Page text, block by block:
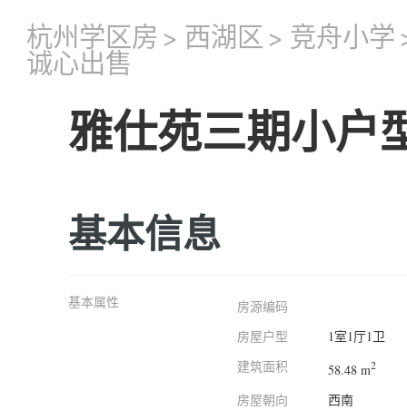
杭州学区房 > 西湖区 > 竞舟小学
诚心出售
雅仕苑三期小户
基本信息
基本属性
房源编码
房屋户型
1室1厅1卫
建筑面积
58.48 m2
房屋朝向 西南